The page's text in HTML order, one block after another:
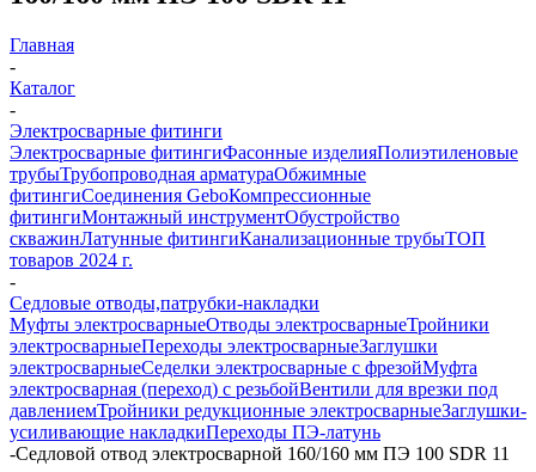
Главная
-
Каталог
-
Электросварные фитинги
Электросварные фитингиФасонные изделияПолиэтиленовые
трубыТрубопроводная арматураОбжимные
фитингиСоединения GeboКомпрессионные
фитингиМонтажный инструментОбустройство
скважинЛатунные фитингиКанализационные трубыТОП
товаров 2024 г.
-
Седловые отводы,патрубки-накладки
Муфты электросварныеОтводы электросварныеТройники
электросварныеПереходы электросварныеЗаглушки
электросварныеСеделки электросварные с фрезойМуфта
электросварная (переход) с резьбойВентили для врезки под
давлениемТройники редукционные электросварныеЗаглушки-
усиливающие накладкиПереходы ПЭ-латунь
-Седловой отвод электросварной 160/160 мм ПЭ 100 SDR 11